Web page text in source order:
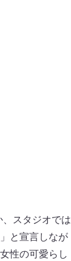
スタジオでは
と宣言しなが
性の可愛らし